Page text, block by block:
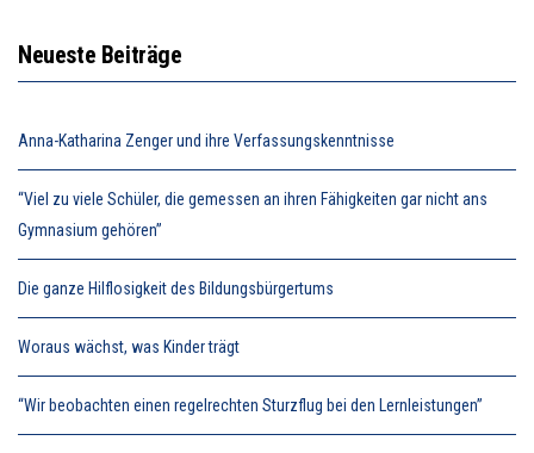
Neueste Beiträge
Anna-Katharina Zenger und ihre Verfassungskenntnisse
“Viel zu viele Schüler, die gemessen an ihren Fähigkeiten gar nicht ans
Gymnasium gehören”
Die ganze Hilflosigkeit des Bildungsbürgertums
Woraus wächst, was Kinder trägt
“Wir beobachten einen regelrechten Sturzflug bei den Lernleistungen”